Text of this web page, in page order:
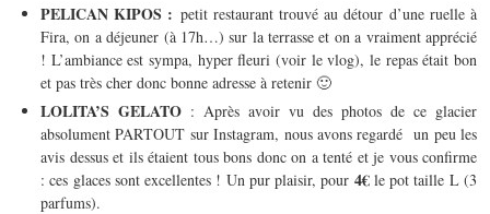
PELICAN KIPOS : petit restaurant trouvé au détour d’une ruelle à
Fira, on a déjeuner (à 17h…) sur la terrasse et on a vraiment apprécié
! L’ambiance est sympa, hyper fleuri (voir le vlog), le repas était bon
et pas très cher donc bonne adresse à retenir 🙂
LOLITA’S GELATO : Après avoir vu des photos de ce glacier
absolument PARTOUT sur Instagram, nous avons regardé un peu les
avis dessus et ils étaient tous bons donc on a tenté et je vous confirme
: ces glaces sont excellentes ! Un pur plaisir, pour 4€le pot taille L (3
parfums).